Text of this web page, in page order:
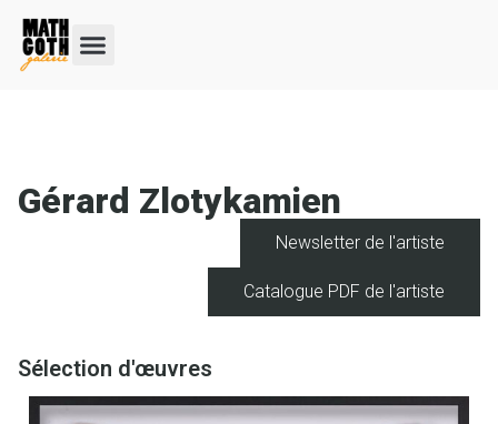
Gérard Zlotykamien
Newsletter de l'artiste
Catalogue PDF de l'artiste
Sélection d'œuvres